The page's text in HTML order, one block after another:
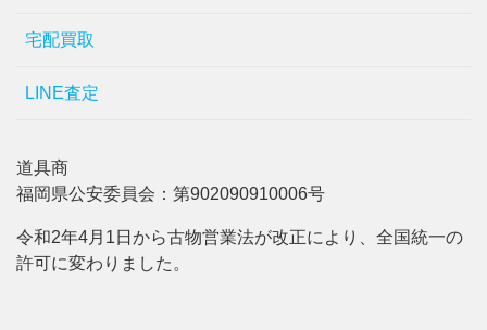
宅配買取
LINE査定
道具商
福岡県公安委員会：第902090910006号
令和2年4月1日から古物営業法が改正により、全国統一の
許可に変わりました。